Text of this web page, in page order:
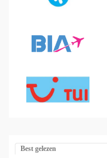
Best gelezen